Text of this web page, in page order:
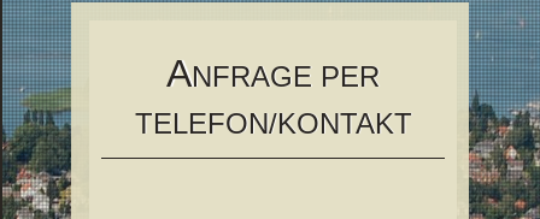
ANFRAGE PER
TELEFON/KONTAKT